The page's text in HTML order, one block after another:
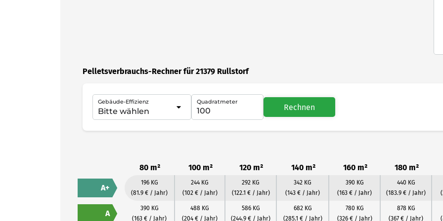
Pelletsverbrauchs-Rechner für 21379 Rullstorf
Gebäude-Effizienz Quadratmeter
Rechnen
80 m² 100 m² 120 m² 140 m² 160 m² 180 m²
A+
196 KG
(81.9 € / Jahr)
244 KG
(102 € / Jahr)
292 KG
(122.1 € / Jahr)
342 KG
(143 € / Jahr)
390 KG
(163 € / Jahr)
440 KG
(183.9 € / Jahr)
A
390 KG
(163 € / Jahr)
488 KG
(204 € / Jahr)
586 KG
(244.9 € / Jahr)
682 KG
(285.1 € / Jahr)
780 KG
(326 € / Jahr)
878 KG
(367 € / Jahr)